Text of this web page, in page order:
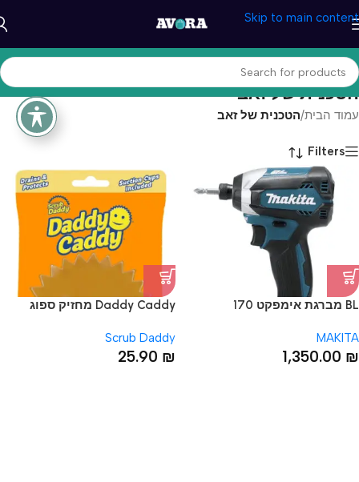
Skip to main content
הטכנית של זאב
עמוד הבית/הטכנית של זאב
Filters
BL מברגת אימפקט 170
5.0 אמפר ומטען מהיר Vמתח 18
MAKITA
1,350.00 ₪
Daddy Caddy מחזיק ספוג
Scrub Daddy
25.90 ₪